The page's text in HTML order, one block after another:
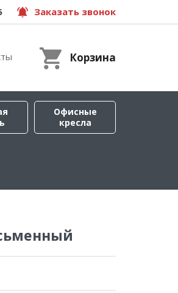
Заказать звонок
Корзина
Офисные
кресла